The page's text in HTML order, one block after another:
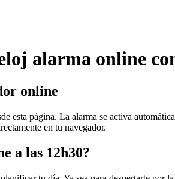
alarma online
online
esta página. La alarma se activa
en tu navegador.
a las 12h30?